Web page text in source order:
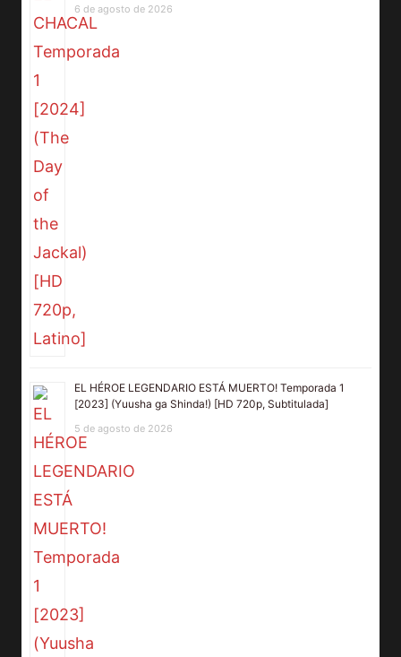
6 de agosto de 2026
EL HÉROE LEGENDARIO ESTÁ MUERTO! Temporada 1
[2023] (Yuusha ga Shinda!) [HD 720p, Subtitulada]
5 de agosto de 2026